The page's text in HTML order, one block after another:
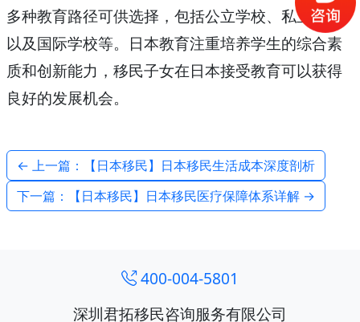
多种教育路径可供选择，包括公立学校、私立学校
以及国际学校等。日本教育注重培养学生的综合素
质和创新能力，移民子女在日本接受教育可以获得
良好的发展机会。
← 上一篇：【日本移民】日本移民生活成本深度剖析
下一篇：【日本移民】日本移民医疗保障体系详解 →
400-004-5801
深圳君拓移民咨询服务有限公司